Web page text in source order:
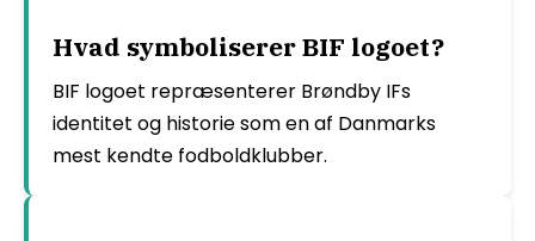
Hvad symboliserer BIF logoet?
BIF logoet repræsenterer Brøndby IFs
identitet og historie som en af Danmarks
mest kendte fodboldklubber.